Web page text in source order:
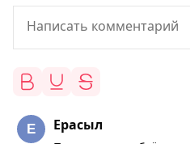
Ерасыл